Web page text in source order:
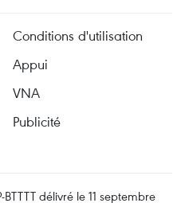
Conditions d'utilisation
Appui
VNA
Publicité
délivré le 11 septembre